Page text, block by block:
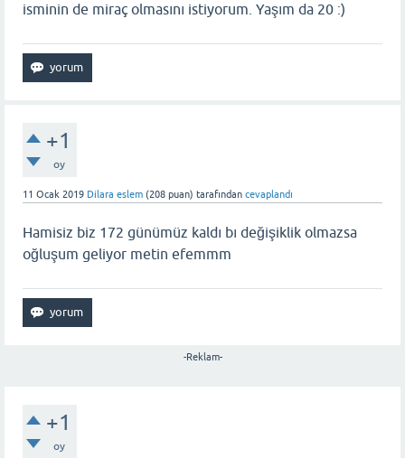
isminin de miraç olmasını istiyorum. Yaşım da 20 :)
+1
oy
11 Ocak 2019 Dilara eslem (208 puan) tarafından cevaplandı
Hamisiz biz 172 günümüz kaldı bı değişiklik olmazsa
oğluşum geliyor metin efemmm
-Reklam-
+1
oy